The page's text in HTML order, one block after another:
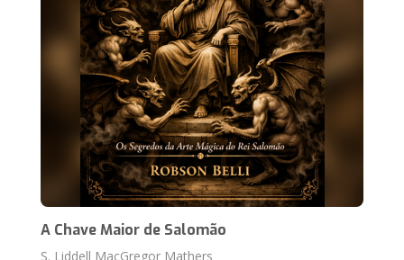
A Chave Maior de Salomão
S. Liddell MacGregor Mathers